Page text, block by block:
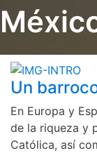
Un
En Europa y
de la riqueza y
Católica, así